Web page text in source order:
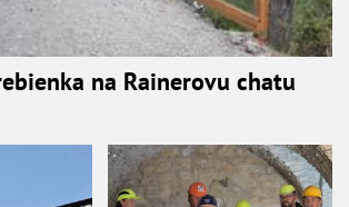
na Rainerovu chatu